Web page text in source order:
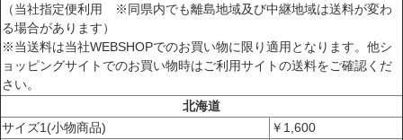
（当社指定便利用 ※同県内でも離島地域及び中継地域は送料が変わ
る場合があります）
※当送料は当社WEBSHOPでのお買い物に限り適用となります。他シ
ョッピングサイトでのお買い物時はご利用サイトの送料をご確認くだ
さい。
北海道
サイズ1(小物商品)
￥1,600